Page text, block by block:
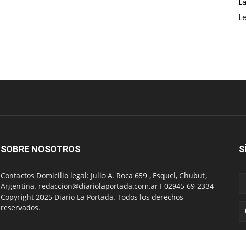
SOBRE NOSOTROS
Contactos Domicilio legal: Julio A. Roca 659 , Esquel, Chubut,
Argentina. redaccion@diariolaportada.com.ar I 02945 69-2334
Copyright 2025 Diario La Portada. Todos los derechos
reservados.